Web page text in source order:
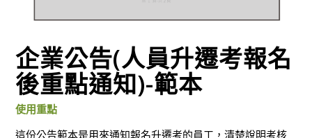
企業公告(人員升遷考報名
後重點通知)-範本
使用重點
這份公告範本是用來通知報名升遷考的員工，清楚說明考核